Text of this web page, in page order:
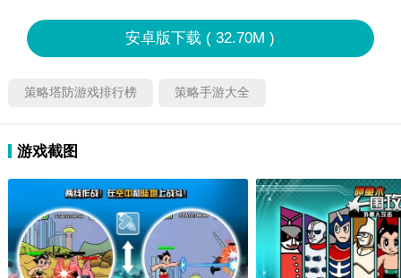
安卓版下载 ( 32.70M )
策略塔防游戏排行榜 策略手游大全
游戏截图